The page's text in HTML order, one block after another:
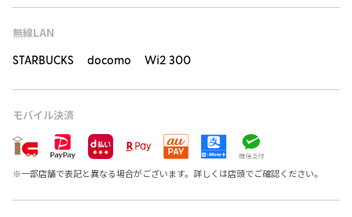
無線LAN
STARBUCKS docomo Wi2 300
モバイル決済
※一部店舗で表記と異なる場合がございます。詳しくは店頭でご確認ください。